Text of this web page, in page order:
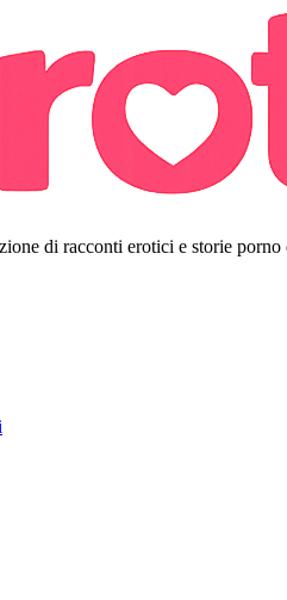
di racconti erotici e storie